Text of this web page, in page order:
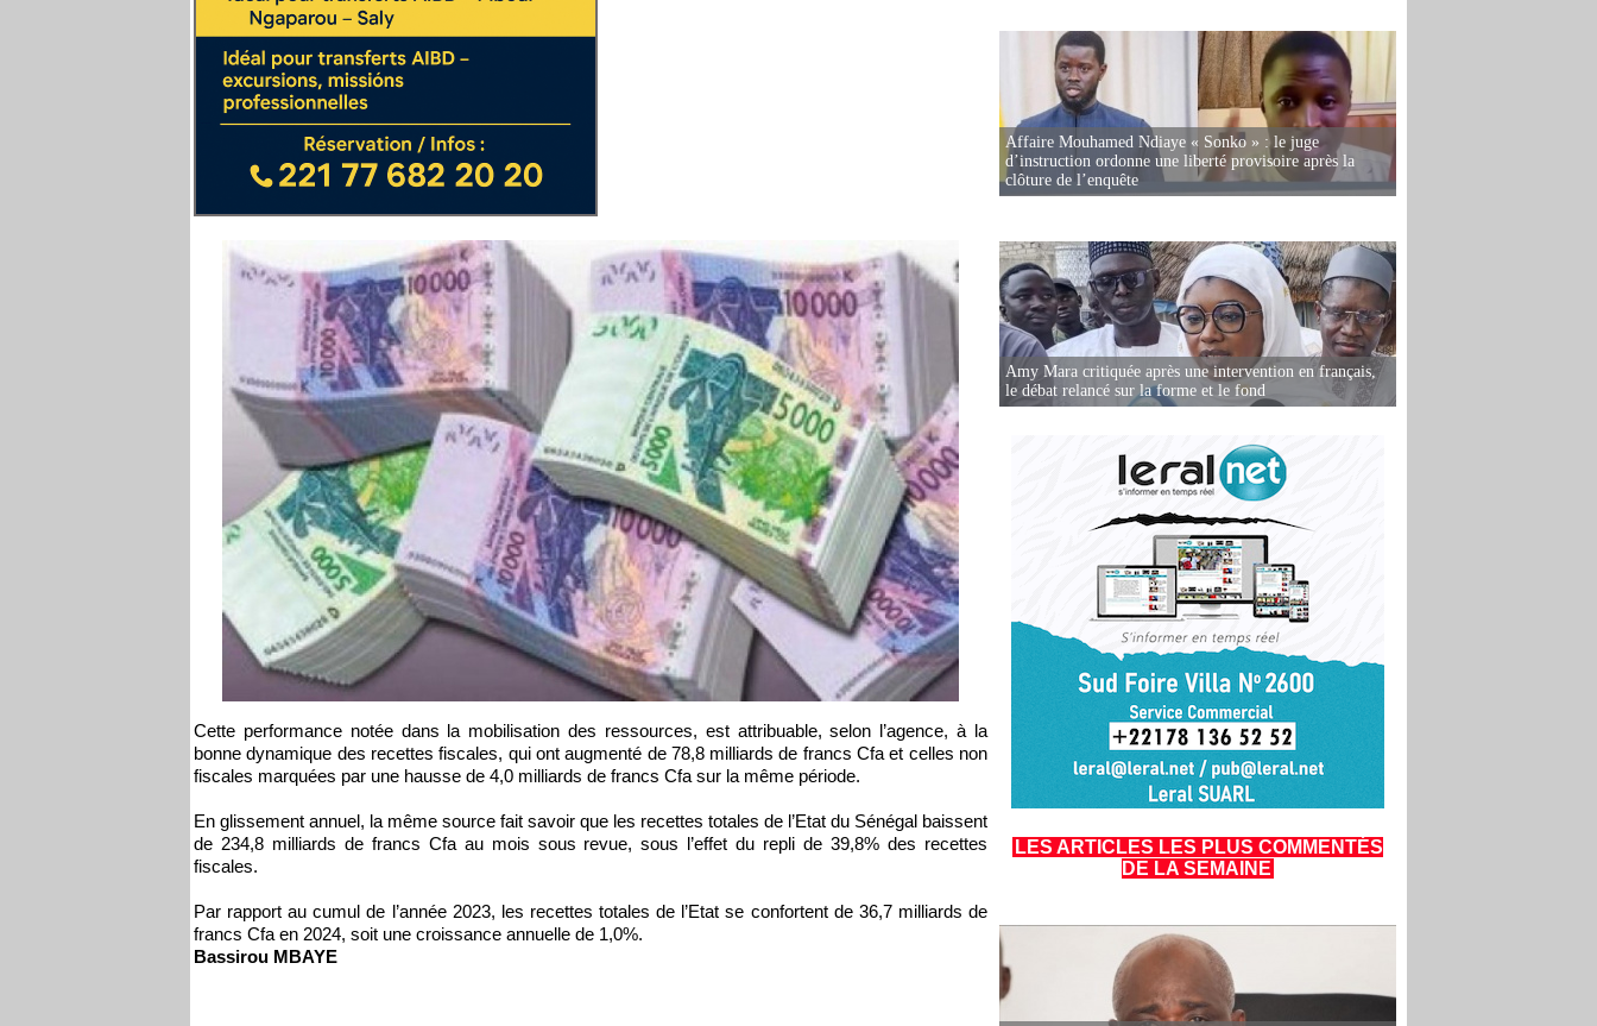
Cette performance notée dans la mobilisation des ressources, est attribuable, selon l’agence, à la
bonne dynamique des recettes fiscales, qui ont augmenté de 78,8 milliards de francs Cfa et celles non
fiscales marquées par une hausse de 4,0 milliards de francs Cfa sur la même période.
En glissement annuel, la même source fait savoir que les recettes totales de l’Etat du Sénégal baissent
de 234,8 milliards de francs Cfa au mois sous revue, sous l’effet du repli de 39,8% des recettes
fiscales.
Par rapport au cumul de l’année 2023, les recettes totales de l’Etat se confortent de 36,7 milliards de
francs Cfa en 2024, soit une croissance annuelle de 1,0%.
Bassirou MBAYE
Affaire Mouhamed Ndiaye « Sonko » : le juge
d’instruction ordonne une liberté provisoire après la
clôture de l’enquête
Amy Mara critiquée après une intervention en français,
le débat relancé sur la forme et le fond
LES ARTICLES LES PLUS COMMENTÉS
DE LA SEMAINE